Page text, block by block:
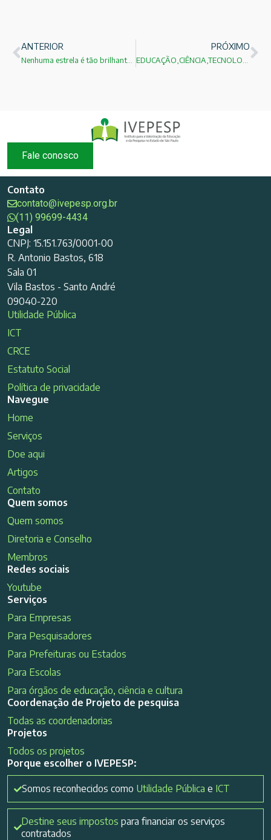
ANTERIOR PRÓXIMO
Fale conosco
Contato
contato@ivepesp.org.br
(11) 99699-4434
Legal
CNPJ: 15.151.763/0001-00
R. Antonio Bastos, 618
Sala 01
Vila Bastos - Santo André
09040-220
Utilidade Pública
ICT
CRCE
Estatuto Social
Política de privacidade
Navegue
Home
Serviços
Doe aqui
Artigos
Contato
Quem somos
Quem somos
Diretoria e Conselho
Membros
Redes sociais
Youtube
Serviços
Para Empresas
Para Pesquisadores
Para Prefeituras ou Estados
Para Escolas
Para órgãos de educação, ciência e cultura
Coordenação de Projeto de pesquisa
Todas as coordenadorias
Projetos
Todos os projetos
Porque escolher o IVEPESP:
Somos reconhecidos como Utilidade Pública e ICT
Destine seus impostos para financiar os serviços
contratados